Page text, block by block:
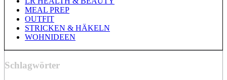
MEAL PREP
OUTFIT
STRICKEN & HÄKELN
WOHNIDEEN
Schlagwörter